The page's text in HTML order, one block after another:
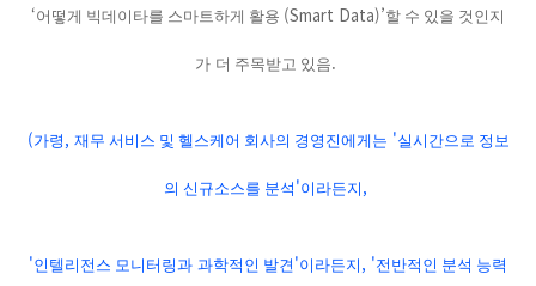
‘어떻게 빅데이타를 스마트하게 활용 (Smart Data)’할 수 있을 것인지
가 더 주목받고 있음.
(가령 , 재무 서비스 및 헬스케어 회사의 경영진에게는 '실시간으로 정보
의 신규소스를 분석 '이라든지 ,
'인텔리전스 모니터링과 과학적인 발견 '이라든지 , '전반적인 분석 능력